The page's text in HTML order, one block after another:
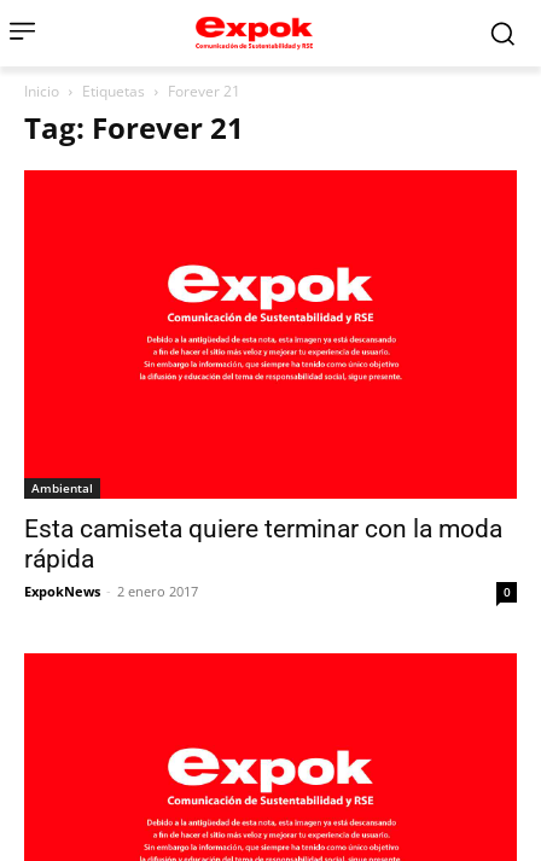
Inicio Etiquetas Forever 21
Tag: Forever 21
Ambiental
Esta camiseta quiere terminar con la moda
rápida
ExpokNews - 2 enero 2017 0